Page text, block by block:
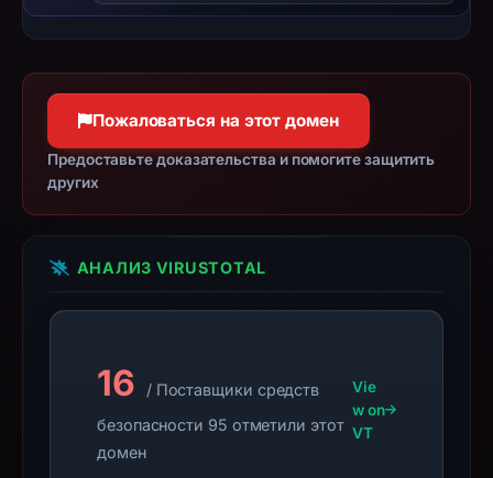
2026
01:23
Negative
or
results
not
establish
registrar
Tucows
Пожаловаться на этот домен
Предоставьте доказательства и помогите защитить
других
АНАЛИЗ VIRUSTOTAL
16
/ Поставщики средств
безопасности 95 отметили этот
домен
Vie
w on
VT